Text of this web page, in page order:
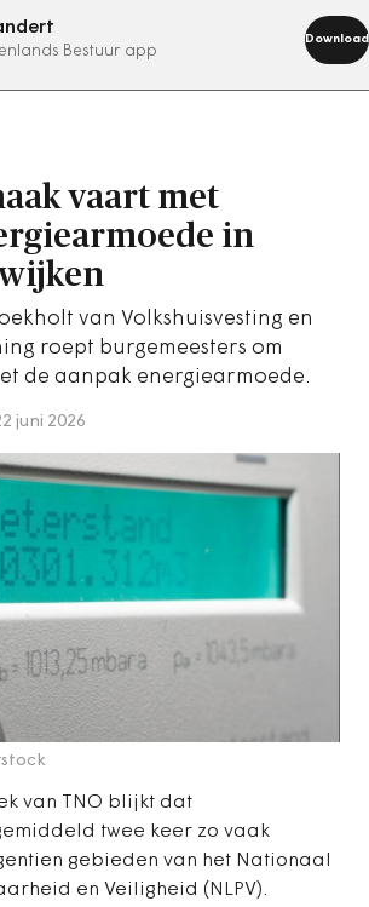
Bestuur app
Download
abonneer nu
vaart met
in
van Volkshuisvesting en
roept burgemeesters om
de aanpak energiearmoede.
juni 2026
van TNO blijkt dat
twee keer zo vaak
gebieden van het Nationaal
en Veiligheid (NLPV).